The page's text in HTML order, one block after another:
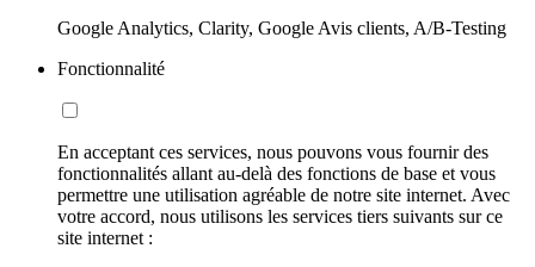
Google Analytics, Clarity, Google Avis clients, A/B-Testing
Fonctionnalité
En acceptant ces services, nous pouvons vous fournir des
fonctionnalités allant au-delà des fonctions de base et vous
permettre une utilisation agréable de notre site internet. Avec
votre accord, nous utilisons les services tiers suivants sur ce
site internet :